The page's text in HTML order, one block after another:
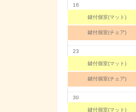
16
鍵付個室(マット)
鍵付個室(チェア)
23
鍵付個室(マット)
鍵付個室(チェア)
30
鍵付個室(マット)